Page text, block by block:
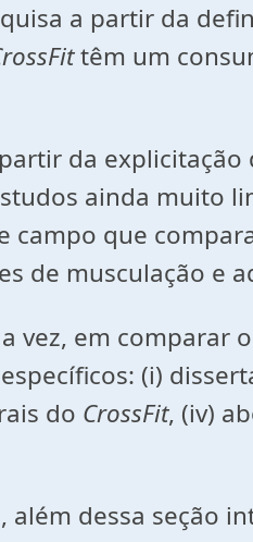
a partir da
têm um
da
ainda muito
que
de musculação e
vez, em comparar
(i)
do CrossFit, (iv)
dessa seção